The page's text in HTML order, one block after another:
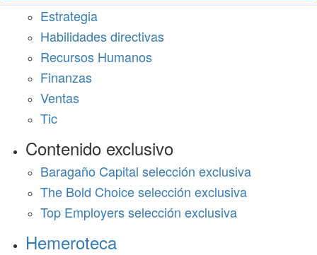
Estrategia
Habilidades directivas
Recursos Humanos
Finanzas
Ventas
Tic
Contenido exclusivo
Baragaño Capital selección exclusiva
The Bold Choice selección exclusiva
Top Employers selección exclusiva
Hemeroteca